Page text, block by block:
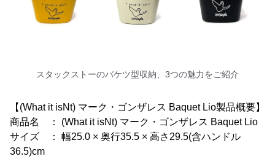
スタックストーのバケツ型収納、3つの魅力をご紹介
【(What it isNt) マーク・ゴンザレス Baquet Lio製品概要】
商品名 ： (What it isNt) マーク・ゴンザレス Baquet Lio
サイズ ： 幅25.0 × 奥行35.5 × 高さ29.5(含ハンドル
36.5)cm